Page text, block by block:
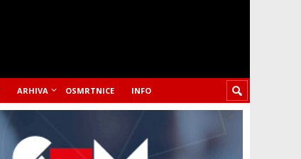
ARHIVA OSMRTNICE INFO